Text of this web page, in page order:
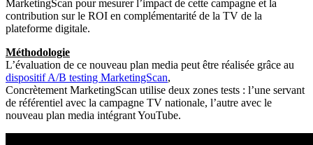
MarketingScan pour mesurer l’impact de cette campagne et la
contribution sur le ROI en complémentarité de la TV de la
plateforme digitale.
Méthodologie
L’évaluation de ce nouveau plan media peut être réalisée grâce au
dispositif A/B testing MarketingScan,
Concrètement MarketingScan utilise deux zones tests : l’une servant
de référentiel avec la campagne TV nationale, l’autre avec le
nouveau plan media intégrant YouTube.